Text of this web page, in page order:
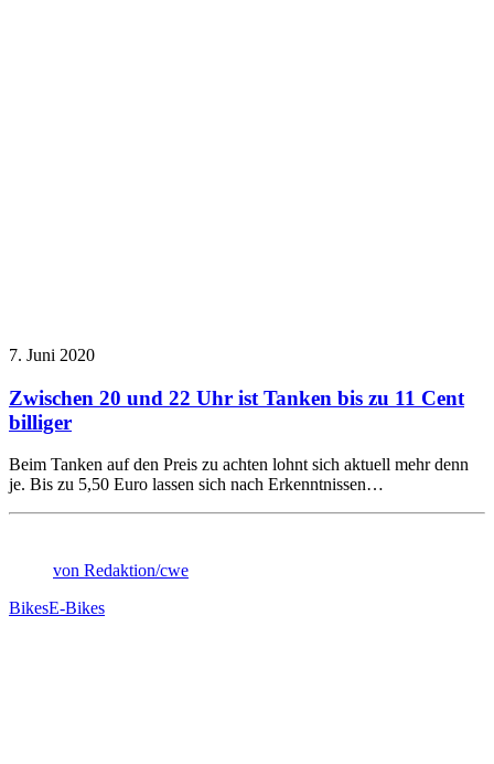
7. Juni 2020
Zwischen 20 und 22 Uhr ist Tanken bis zu 11 Cent
billiger
Beim Tanken auf den Preis zu achten lohnt sich aktuell mehr denn
je. Bis zu 5,50 Euro lassen sich nach Erkenntnissen…
von Redaktion/cwe
BikesE-Bikes